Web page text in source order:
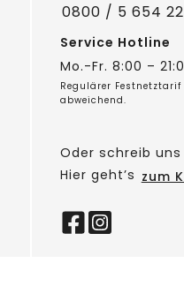
0800 / 5 654
Service Hotline
Mo.-Fr. 8:00 –
Regulärer
abweichend.
Oder schreib
Hier geht’s zum